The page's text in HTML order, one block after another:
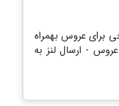
برای عروس بهمراه
- ارسال لنز به